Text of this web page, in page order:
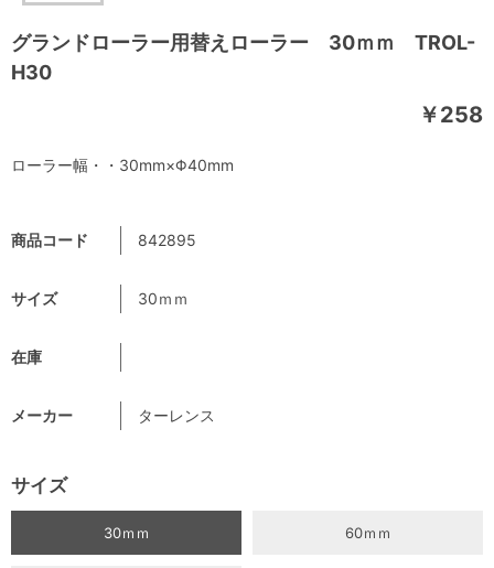
グランドローラー用替えローラー 30ｍｍ TROL-
H30
￥258
商品コード 842895
サイズ 30ｍｍ
在庫
メーカー ターレンス
サイズ
30ｍｍ 60ｍｍ
ローラー幅・・30mm×Φ40mm